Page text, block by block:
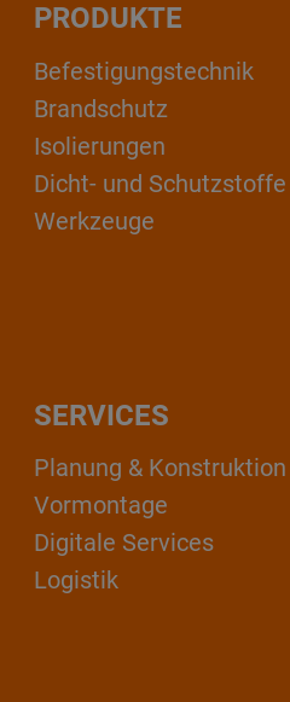
PRODUKTE
Befestigungstechnik
Brandschutz
Isolierungen
Dicht- und Schutzstoffe
Werkzeuge
SERVICES
Planung & Konstruktion
Vormontage
Digitale Services
Logistik